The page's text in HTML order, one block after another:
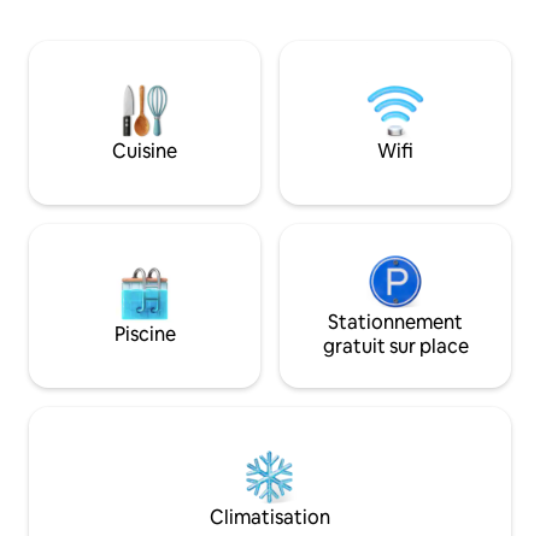
matelas et proposons également des
oreillers cervicaux.
une vue
beaux couchers
votre séjour !
Cuisine Wifi
Piscine
Stationnement
gratuit sur place
Climatisation